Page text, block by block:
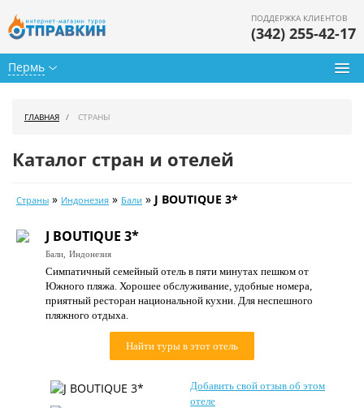
Пермь
ПОДДЕРЖКА КЛИЕНТОВ
(342) 255-42-17
Календарь туров
Цены дня
Страны
Как купить
Контакты
ГЛАВНАЯ СТРАНЫ
Каталог стран и отелей
Страны » Индонезия » Бали » J BOUTIQUE 3*
J BOUTIQUE 3*
Бали, Индонезия
Симпатичный семейный отель в пяти минутах пешком от
Южного пляжа. Хорошее обслуживание, удобные номера,
приятный ресторан национальной кухни. Для неспешного
пляжного отдыха.
Найти туры в этот отель
Добавить свой отзыв об этом
отеле